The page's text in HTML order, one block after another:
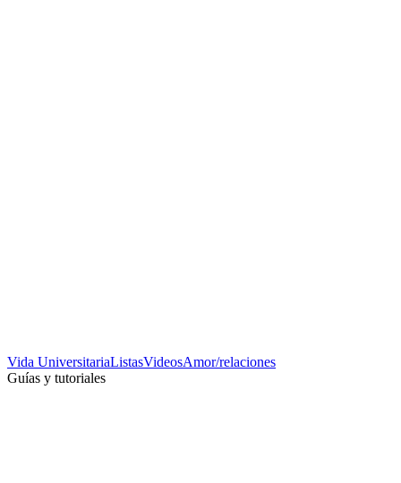
Vida UniversitariaListasVideosAmor/relaciones
Guías y tutoriales